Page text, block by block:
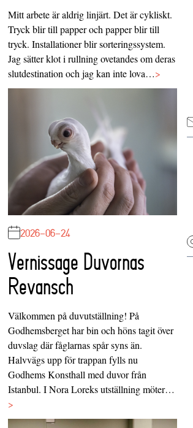
Mitt arbete är aldrig linjärt. Det är cykliskt.
Tryck blir till papper och papper blir till
tryck. Installationer blir sorteringssystem.
Jag sätter klot i rullning ovetandes om deras
slutdestination och jag kan inte lova…>
2026-06-24
Vernissage Duvornas
Revansch
Välkommen på duvutställning! På
Godhemsberget har bin och höns tagit över
duvslag där fåglarnas spår syns än.
Halvvägs upp för trappan fylls nu
Godhems Konsthall med duvor från
Istanbul. I Nora Loreks utställning möter…
>